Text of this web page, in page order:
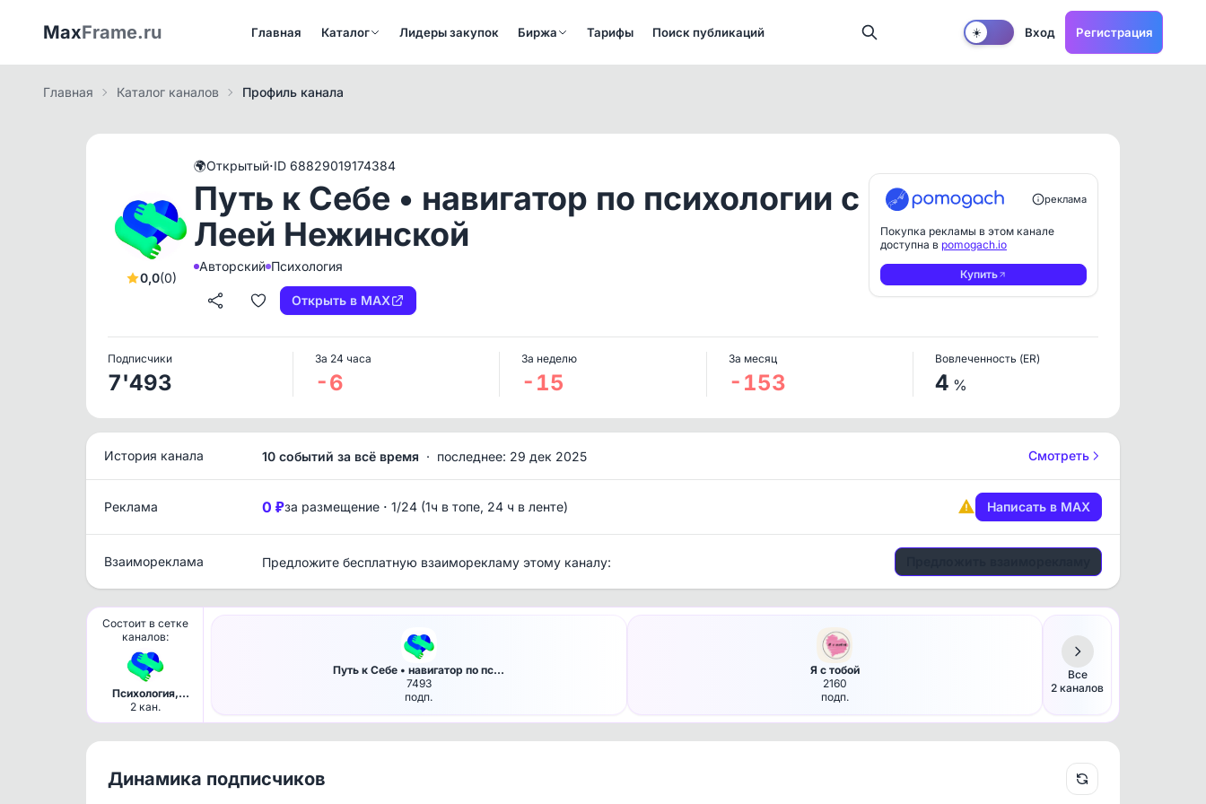
MaxFrame.ru Главная Каталог Лидеры закупок Биржа Тарифы Поиск публикаций ☀️ Вход Регистрация
Главная Каталог каналов Профиль канала
0,0(0)
🌍Открытый·ID 68829019174384
Путь к Себе • навигатор по психологии с
Леей Нежинской
Авторский Психология
Открыть в MAX
реклама
Покупка рекламы в этом канале
доступна в pomogach.io
Купить
Подписчики
7'493
За 24 часа
-6
За неделю
-15
За месяц
-153
Вовлеченность (ER)
4 %
История канала 10 событий за всё время · последнее: 29 дек 2025 Смотреть
Реклама 0 ₽за размещение · 1/24 (1ч в топе, 24 ч в ленте) Написать в MAX
Взаимореклама Предложите бесплатную взаиморекламу этому каналу:
Состоит в сетке
каналов:
Психология,
саморазвитие,
отношения
2 кан.
Путь к Себе • навигатор по пс…
7493
подп.
Я с тобой
2160
подп.
Все
2 каналов
Динамика подписчиков